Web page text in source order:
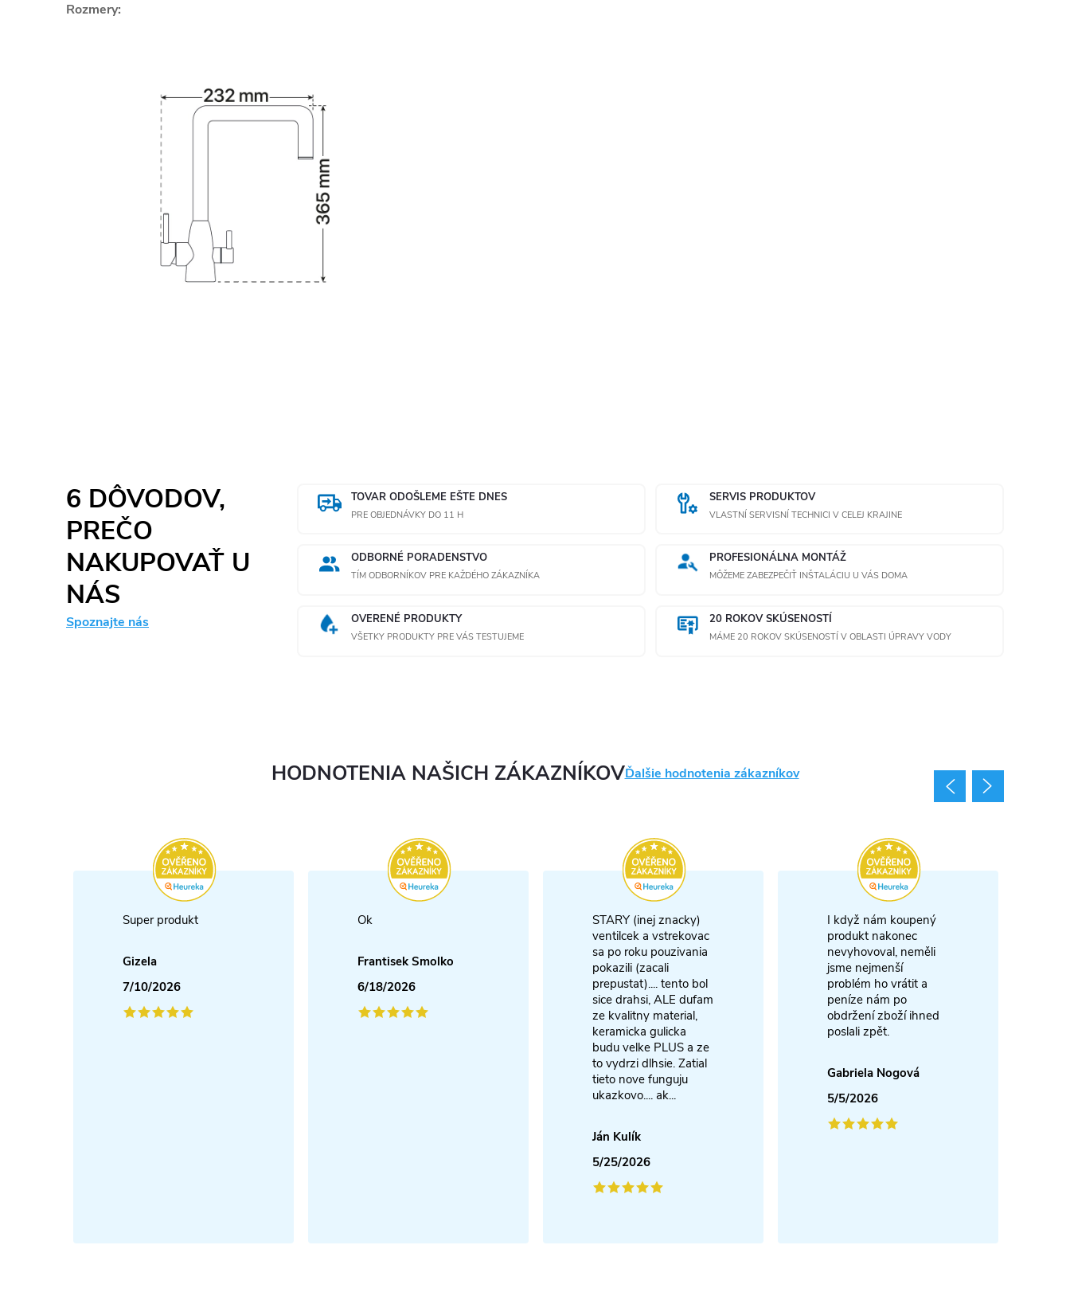
Rozmery:
6 DÔVODOV,
PREČO
NAKUPOVAŤ U
NÁS
Spoznajte nás
TOVAR ODOŠLEME EŠTE DNES
PRE OBJEDNÁVKY DO 11 H
SERVIS PRODUKTOV
VLASTNÍ SERVISNÍ TECHNICI V CELEJ KRAJINE
ODBORNÉ PORADENSTVO
TÍM ODBORNÍKOV PRE KAŽDÉHO ZÁKAZNÍKA
PROFESIONÁLNA MONTÁŽ
MÔŽEME ZABEZPEČIŤ INŠTALÁCIU U VÁS DOMA
OVERENÉ PRODUKTY
VŠETKY PRODUKTY PRE VÁS TESTUJEME
20 ROKOV SKÚSENOSTÍ
MÁME 20 ROKOV SKÚSENOSTÍ V OBLASTI ÚPRAVY VODY
HODNOTENIA NAŠICH ZÁKAZNÍKOVĎalšie hodnotenia zákazníkov
Super produkt
Gizela
7/10/2026
Ok
Frantisek Smolko
6/18/2026
STARY (inej znacky)
ventilcek a vstrekovac
sa po roku pouzivania
pokazili (zacali
prepustat).... tento bol
sice drahsi, ALE dufam
ze kvalitny material,
keramicka gulicka
budu velke PLUS a ze
to vydrzi dlhsie. Zatial
tieto nove funguju
ukazkovo.... ak...
Ján Kulík
5/25/2026
I když nám koupený
produkt nakonec
nevyhovoval, neměli
jsme nejmenší
problém ho vrátit a
peníze nám po
obdržení zboží ihned
poslali zpět.
Gabriela Nogová
5/5/2026